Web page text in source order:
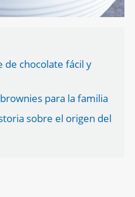
de chocolate fácil y
para la familia
sobre el origen del